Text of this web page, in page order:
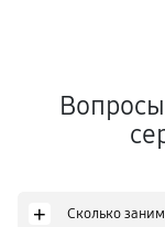
+ Сколько